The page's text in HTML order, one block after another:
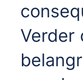
Verder